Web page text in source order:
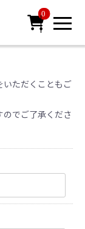

0
いただくこともご
のでご了承くださ